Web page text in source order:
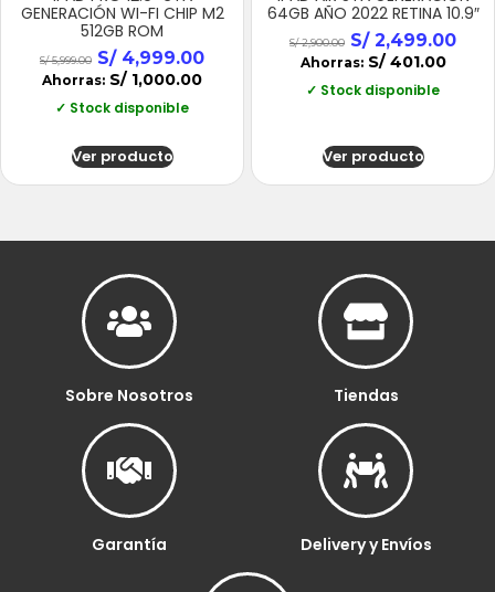
GENERACIÓN WI-FI CHIP M2
512GB ROM
S/5,999.00 S/4,999.00
Ahorras: S/ 1,000.00
✓ Stock disponible
Ver producto
64GB AÑO 2022 RETINA 10.9″
S/2,900.00 S/2,499.00
Ahorras: S/401.00
✓ Stock disponible
Ver producto
Sobre Nosotros Tiendas
Garantía Delivery y Envíos